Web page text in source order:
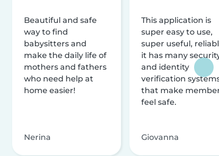
Beautiful and safe
way to find
babysitters and
make the daily life of
mothers and fathers
who need help at
home easier!
Nerina
This application is
super easy to use,
super useful,
it has many
and identity
verification
that make
feel safe.
Giovanna